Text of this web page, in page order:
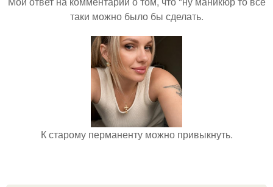
таки можно было бы сделать.
К старому перманенту можно привыкнуть.